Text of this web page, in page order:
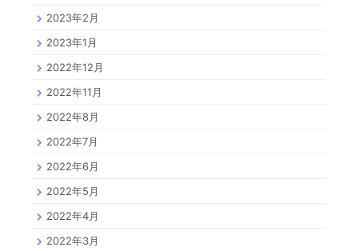
2023年2月
2023年1月
2022年12月
2022年11月
2022年8月
2022年7月
2022年6月
2022年5月
2022年4月
2022年3月